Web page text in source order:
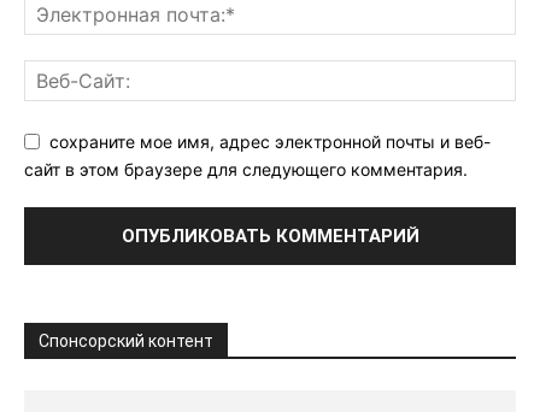
сохраните мое имя, адрес электронной почты и веб-
сайт в этом браузере для следующего комментария.
Спонсорский контент